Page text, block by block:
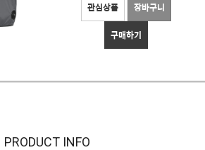
관심상품 장바구니
구매하기
PRODUCT INFO